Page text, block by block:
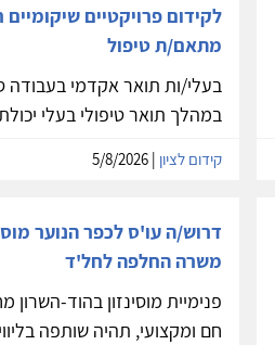
לקידום פרויקטיים שיקומיים
מתאם/ת טיפול
בעלי/ות תואר אקדמי בעבודה
במהלך תואר טיפולי בעלי
קידום לציון | 5/8/2026
משרה החלפה לחל'ד
פנימיית מוסינזון בהוד-
חם ומקצועי, תהיה שותפה